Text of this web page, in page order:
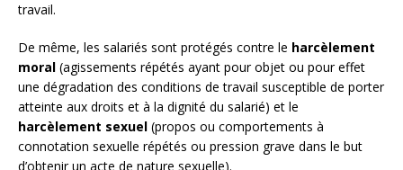
travail.
De même, les salariés sont protégés contre le harcèlement
moral (agissements répétés ayant pour objet ou pour effet
une dégradation des conditions de travail susceptible de porter
atteinte aux droits et à la dignité du salarié) et le
harcèlement sexuel (propos ou comportements à
connotation sexuelle répétés ou pression grave dans le but
d’obtenir un acte de nature sexuelle).